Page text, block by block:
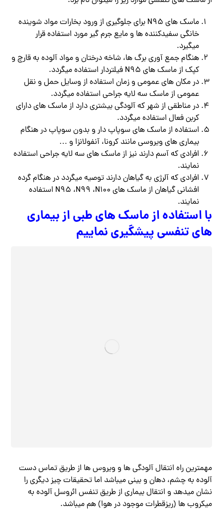
ماسک های N95 برای جلوگیری از ورود بخارات مواد شوینده
خانگی سفیدکننده ها و مایع جرم گیر مورد استفاده قرار
میگیرد.
هنگام جمع آوری برگ ها، شاخه درختان و مواد آلوده به قارچ و
کپک از ماسک های N95 فیلتردار استفاده میگردد.
در مکان های عمومی و زمان استفاده از وسایل حمل و نقل
عمومی از ماسک سه لایه جراحی استفاده میگردد.
در مناطقی از شهر که آلودگی بیشتری دارد از ماسک های دارای
کربن فعال استفاده میگردد.
استفاده از ماسک های سوپاپ دار و بدون سوپاپ در هنگام
بیماری های ویروسی مانند کرونا، آنفولانزا و …
افرادی که آسم دارند نیز از ماسک های سه لایه جراحی استفاده
نمایند.
افرادی که آلرژی به گیاهان دارند توصیه میگردد در هنگام گرده
افشانی گیاهان از ماسک های N95 ،N99 ،N100 استفاده
نمایند.
با استفاده از ماسک های طبی از بیماری
های تنفسی پیشگیری نماییم
مهمترین راه انتقال آلودگی ها و ویروس ها از طریق تماس دست
آلوده به چشم، دهان و بینی میباشد اما تحقیقات چیز دیگری را
نشان میدهد و انتقال بیماری از طریق تنفس ائروسل آلوده به
میکروب ها (ریزقطرات موجود در هوا) هم میباشد.